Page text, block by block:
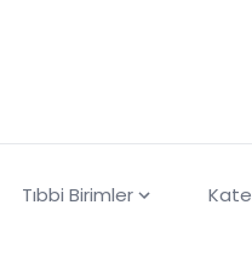
Tıbbi Birimler